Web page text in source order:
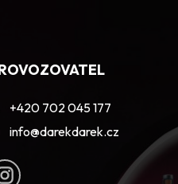
+420 702 045 177
info@darekdarek.cz